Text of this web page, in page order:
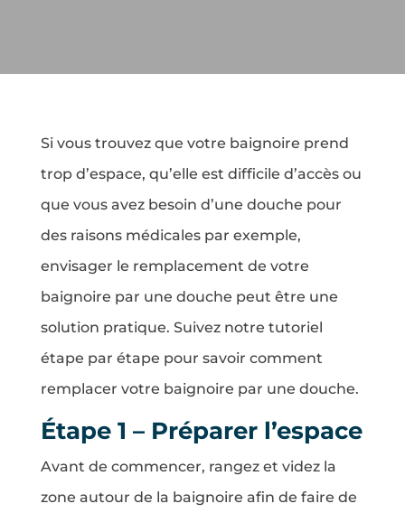
Si vous trouvez que votre baignoire prend
trop d’espace, qu’elle est difficile d’accès ou
que vous avez besoin d’une douche pour
des raisons médicales par exemple,
envisager le remplacement de votre
baignoire par une douche peut être une
solution pratique. Suivez notre tutoriel
étape par étape pour savoir comment
remplacer votre baignoire par une douche.
Étape 1 – Préparer l’espace
Avant de commencer, rangez et videz la
zone autour de la baignoire afin de faire de